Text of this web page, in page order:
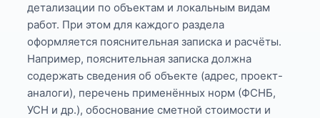
детализации по объектам и локальным видам
работ. При этом для каждого раздела
оформляется пояснительная записка и расчёты.
Например, пояснительная записка должна
содержать сведения об объекте (адрес, проект-
аналоги), перечень применённых норм (ФСНБ,
УСН и др.), обоснование сметной стоимости и